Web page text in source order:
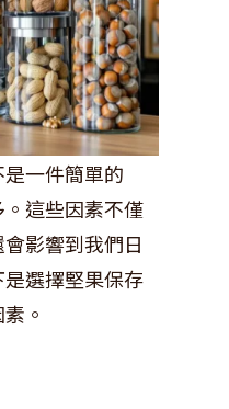
一件簡單的
這些因素不僅
影響到我們日
選擇堅果保存
。